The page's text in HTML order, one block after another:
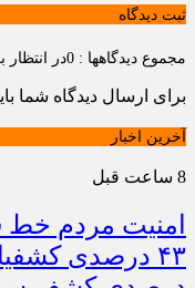
ثبت دیدگاه
مجموع دیدگاهها : 0 در انتظار
برای ارسال دیدگاه شما
آخرین اخبار
8 ساعت قبل
امنیت مردم